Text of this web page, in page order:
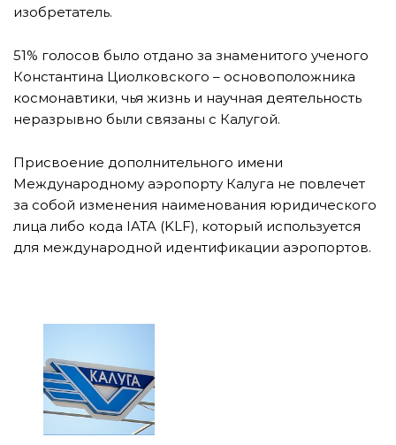
изобретатель.
51% голосов было отдано за знаменитого ученого
Константина Циолковского – основоположника
космонавтики, чья жизнь и научная деятельность
неразрывно были связаны с Калугой.
Присвоение дополнительного имени
Международному аэропорту Калуга не повлечет
за собой изменения наименования юридического
лица либо кода IATA (KLF), который используется
для международной идентификации аэропортов.